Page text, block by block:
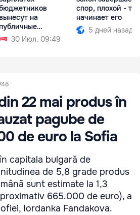
на
в
30 Июл. 09:49
спор, плохой -
начинает его
5 дней назад
22 mai produs în
pagube de
de euro la Sofia
capitala bulgară de
de 5,8 grade produs
sunt estimate la 1,3
665.000 de euro), a
Iordanka Fandakova.